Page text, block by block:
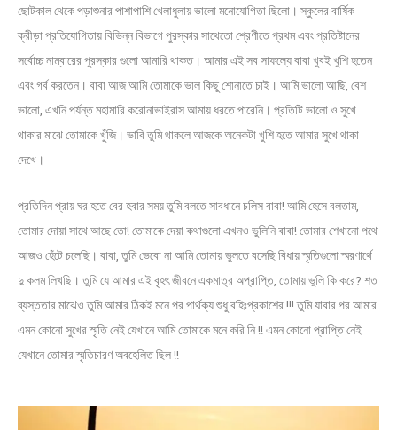
ছোটকাল থেকে পড়াশুনার পাশাপাশি খেলাধুলায় ভালো মনোযোগিতা ছিলো। স্কুলের বার্ষিক
ক্রীড়া প্রতিযোগিতায় বিভিন্ন বিভাগে পুরস্কার সাথেতো শ্রেণীতে প্রথম এবং প্রতিষ্টানের
সর্বোচ্চ নাম্বারের পুরস্কার গুলো আমারি থাকত। আমার এই সব সাফল্যে বাবা খুবই খুশি হতেন
এবং গর্ব করতেন। বাবা আজ আমি তোমাকে ভাল কিছু শোনাতে চাই। আমি ভালো আছি, বেশ
ভালো, এখনি পর্যন্ত মহামারি করোনাভাইরাস আমায় ধরতে পারেনি। প্রতিটি ভালো ও সুখে
থাকার মাঝে তোমাকে খুঁজি। ভাবি তুমি থাকলে আজকে অনেকটা খুশি হতে আমার সুখে থাকা
দেখে।
প্রতিদিন প্রায় ঘর হতে বের হবার সময় তুমি বলতে সাবধানে চলিস বাবা! আমি হেসে বলতাম,
তোমার দোয়া সাথে আছে তো! তোমাকে দেয়া কথাগুলো এখনও ভুলিনি বাবা! তোমার শেখানো পথে
আজও হেঁটে চলেছি। বাবা, তুমি ভেবো না আমি তোমায় ভুলতে বসেছি বিধায় স্মৃতিগুলো স্মরণার্থে
দু কলম লিখছি। তুমি যে আমার এই বৃহৎ জীবনে একমাত্র অপ্রাপ্তি, তোমায় ভুলি কি করে? শত
ব্যস্ততার মাঝেও তুমি আমার ঠিকই মনে পর পার্থক্য শুধু বহিঃপ্রকাশের !!! তুমি যাবার পর আমার
এমন কোনো সুখের স্মৃতি নেই যেখানে আমি তোমাকে মনে করি নি !! এমন কোনো প্রাপ্তি নেই
যেখানে তোমার স্মৃতিচারণ অবহেলিত ছিল !!